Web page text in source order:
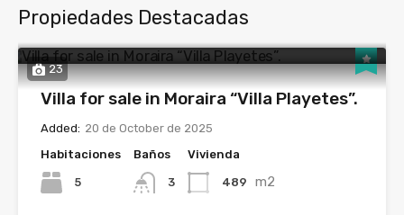
Propiedades Destacadas
23
Villa for sale in Moraira “Villa Playetes”.
Added: 20 de October de 2025
Habitaciones
5
Baños
3
Vivienda
489 m2